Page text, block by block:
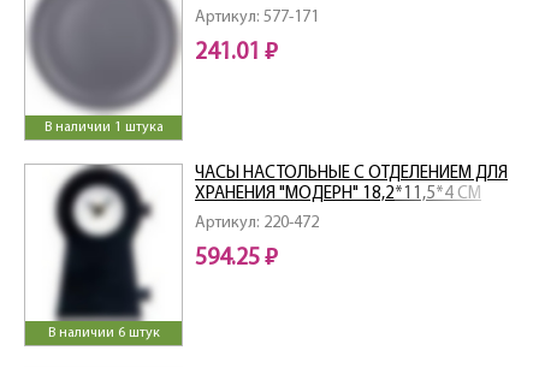
В наличии 1 штука
Артикул: 577-171
241.01 ₽
В наличии 6 штук
Артикул: 220-472
ЧАСЫ НАСТОЛЬНЫЕ С ОТДЕЛЕНИЕМ ДЛЯ
ХРАНЕНИЯ "МОДЕРН" 18,2*11,5*4 СМ
594.25 ₽